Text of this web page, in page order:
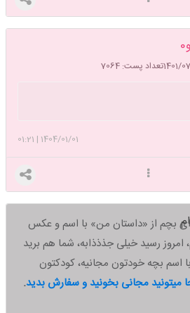
تعداد پست: 7064
1404/01/01
|
01:21
بچم از «داستان من» با اسم و عکس
رسید خیلی جذذذابه، شما هم برید
اسم بچه خودتون مجانیه، کودکتون
میتونید مجانی بخونید و سفارش بدید.